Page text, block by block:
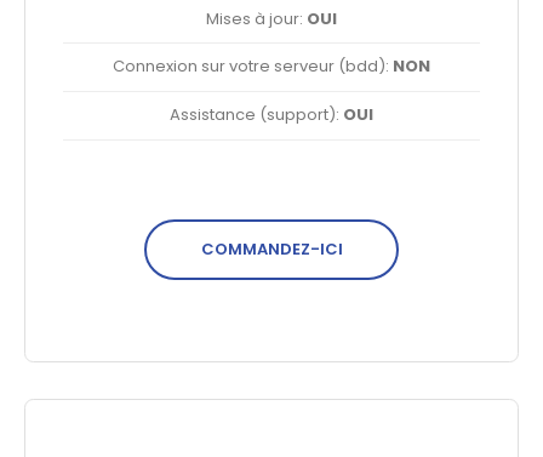
Mises à jour: OUI
Connexion sur votre serveur (bdd): NON
Assistance (support): OUI
COMMANDEZ-ICI